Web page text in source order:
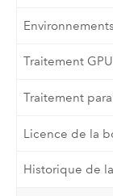
Traitement
Traitement
Licence de la
Historique de